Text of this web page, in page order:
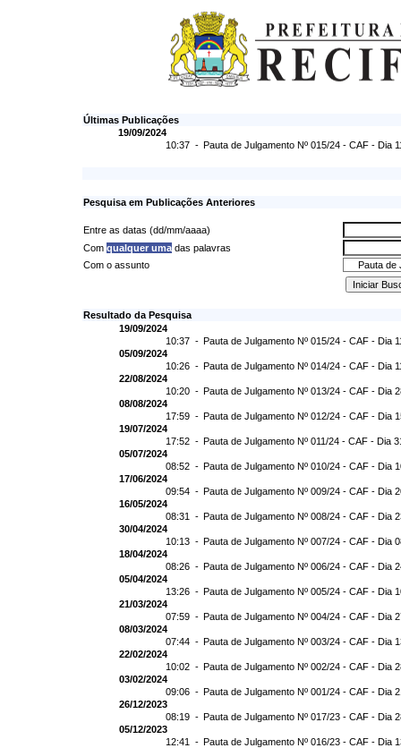
Últimas Publicações
19/09/2024
10:37 - Pauta de Julgamento Nº 015/24 - CAF - Dia
Pesquisa em Publicações Anteriores
Entre as datas (dd/mm/aaaa)
Com qualquer uma das palavras
Com o assunto
Resultado da Pesquisa
19/09/2024
10:37 - Pauta de Julgamento Nº 015/24 - CAF - Dia
05/09/2024
10:26 - Pauta de Julgamento Nº 014/24 - CAF - Dia
22/08/2024
10:20 - Pauta de Julgamento Nº 013/24 - CAF - Dia
08/08/2024
17:59 - Pauta de Julgamento Nº 012/24 - CAF - Dia
19/07/2024
17:52 - Pauta de Julgamento Nº 011/24 - CAF - Dia
05/07/2024
08:52 - Pauta de Julgamento Nº 010/24 - CAF - Dia
17/06/2024
09:54 - Pauta de Julgamento Nº 009/24 - CAF - Dia
16/05/2024
08:31 - Pauta de Julgamento Nº 008/24 - CAF - Dia
30/04/2024
10:13 - Pauta de Julgamento Nº 007/24 - CAF - Dia
18/04/2024
08:26 - Pauta de Julgamento Nº 006/24 - CAF - Dia
05/04/2024
13:26 - Pauta de Julgamento Nº 005/24 - CAF - Dia
21/03/2024
07:59 - Pauta de Julgamento Nº 004/24 - CAF - Dia
08/03/2024
07:44 - Pauta de Julgamento Nº 003/24 - CAF - Dia
22/02/2024
10:02 - Pauta de Julgamento Nº 002/24 - CAF - Dia
03/02/2024
09:06 - Pauta de Julgamento Nº 001/24 - CAF - Dia
26/12/2023
08:19 - Pauta de Julgamento Nº 017/23 - CAF - Dia
05/12/2023
12:41 - Pauta de Julgamento Nº 016/23 - CAF - Dia